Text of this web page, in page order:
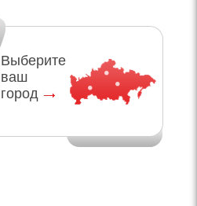
Выберите
ваш
город